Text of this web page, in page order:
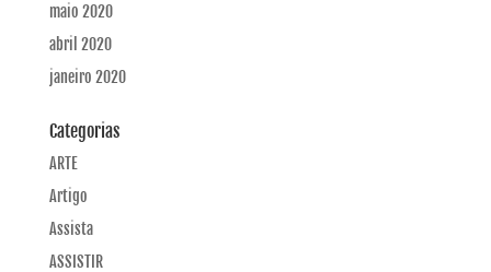
maio 2020
abril 2020
janeiro 2020
Categorias
ARTE
Artigo
Assista
ASSISTIR